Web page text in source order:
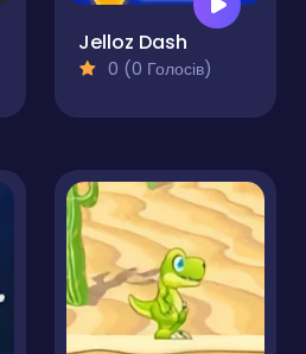
Jelloz Dash
0 (0 Голосів)